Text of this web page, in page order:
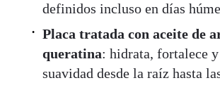
definidos incluso en días
Placa tratada con aceite de
queratina: hidrata, fortalece
suavidad desde la raíz hasta